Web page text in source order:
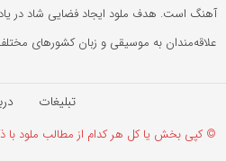
آهنگ است. هدف ملود ایجاد فضایی شاد در
علاقه‌مندان به موسیقی و زبان کشورهای
تبلیغات
© کپی بخش یا کل هر کدام از مطالب ملود با